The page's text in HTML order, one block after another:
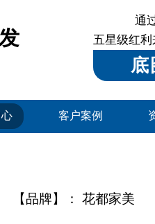
通
五星级红
底
客户案例
【品牌】： 花都家美